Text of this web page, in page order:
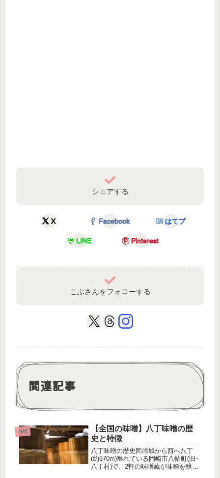
シェアする
X Facebook はてブ
LINE Pinterest
こぶさんをフォローする
関連記事
味噌
【全国の味噌】八丁味噌の歴
史と特徴
八丁味噌の歴史岡崎城から西へ八丁
(約870m)離れている岡崎市八帖町(旧･
八丁村)で、2軒の味噌蔵が味噌を醸造